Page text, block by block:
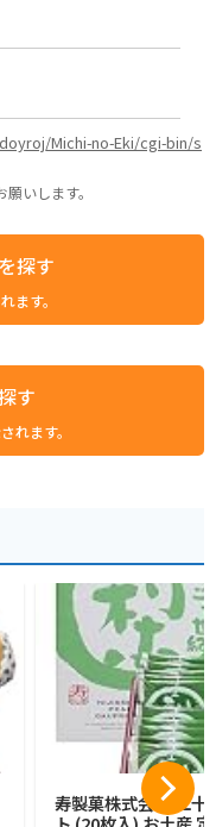
Michi-no-Eki/cgi-bin/s
いします。
探す
ます。
す
れます。
寿製菓株式会社 二十